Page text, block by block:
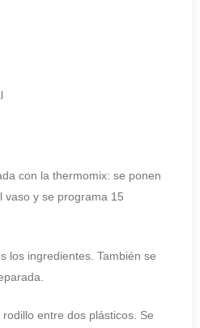
con la thermomix: se ponen
vaso y se programa 15
los ingredientes. También se
entre dos plásticos. Se